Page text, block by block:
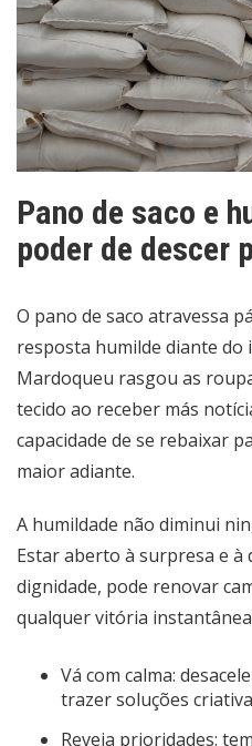
Pano de saco e
poder de descer
O pano de saco atravessa
resposta humilde diante do
Mardoqueu rasgou as
tecido ao receber más
capacidade de se rebaixar
maior adiante.
A humildade não diminui
Estar aberto à surpresa e à
dignidade, pode renovar
qualquer vitória
Vá com calma:
trazer soluções
Reveja prioridades: